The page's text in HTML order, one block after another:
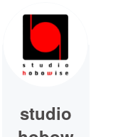
studio